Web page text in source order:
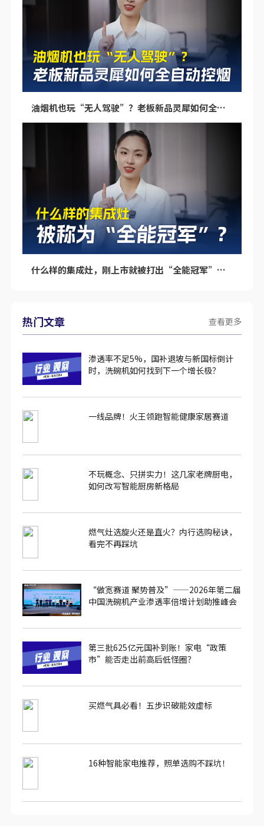
油烟机也玩“无人驾驶”？老板新品灵犀如何全自动控烟
什么样的集成灶，刚上市就被打出“全能冠军”的标签呢？
热门文章 查看更多
渗透率不足5%，国补退坡与新国标倒计
时，洗碗机如何找到下一个增长极？
一线品牌！火王领跑智能健康家居赛道
不玩概念、只拼实力！这几家老牌厨电，
如何改写智能厨房新格局
燃气灶选旋火还是直火？内行选购秘诀，
看完不再踩坑
“做宽赛道 聚势普及”——2026年第二届
中国洗碗机产业渗透率倍增计划助推峰会
第三批625亿元国补到账！家电“政策
市”能否走出前高后低怪圈？
买燃气具必看！五步识破能效虚标
16种智能家电推荐，照单选购不踩坑！